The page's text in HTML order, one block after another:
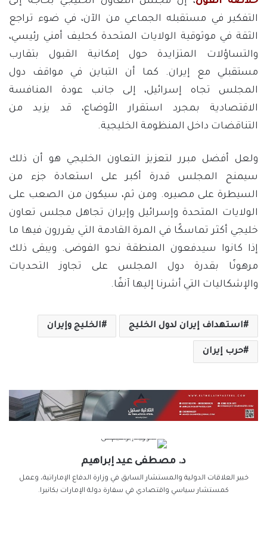
التفكير في مستقبله الجماعي من الآن، في ضوء تراجع
الثقة في موثوقية الولايات المتحدة كحليف أمني رئيسي،
والتساؤلات المتزايدة حول إمكانية القبول بتقارب
مستقبلي مع إيران. كما أن التباين في مواقف دول
المجلس تجاه إسرائيل، إلى جانب عودة المنافسة
الاقتصادية بمجرد استقرار الأوضاع، قد يزيد من
التناقضات داخل المنظومة الخليجية.
ولعل أفضل مبرر لتعزيز التعاون الخليجي هو أن ذلك
سيمنح المجلس قدرة أكبر على استعادة جزء من
السيطرة على مصيره. ومن ثم، سيكون من الصعب على
الولايات المتحدة وإسرائيل وإيران تجاهل مجلس تعاون
خليجي أكثر تماسكًا في المرة القادمة التي يقررون فيها ما
إذا كانوا سيدفعون المنطقة نحو الفوضى. ويبقى ذلك
مرهونًا بقدرة دول المجلس على تجاوز التحديات
والإشكاليات التي أشرنا إليها آنفًا.
استهداف إيران لدول الخليج الخليج وإيران
حرب إيران
د. مصطفى عيد إبراهيم
خبير العلاقات الدولية والمستشار السابق في وزارة الدفاع الإماراتية، وعمل
كمستشار سياسي واقتصادي في سفارة دولة الإمارات بكانبرا.